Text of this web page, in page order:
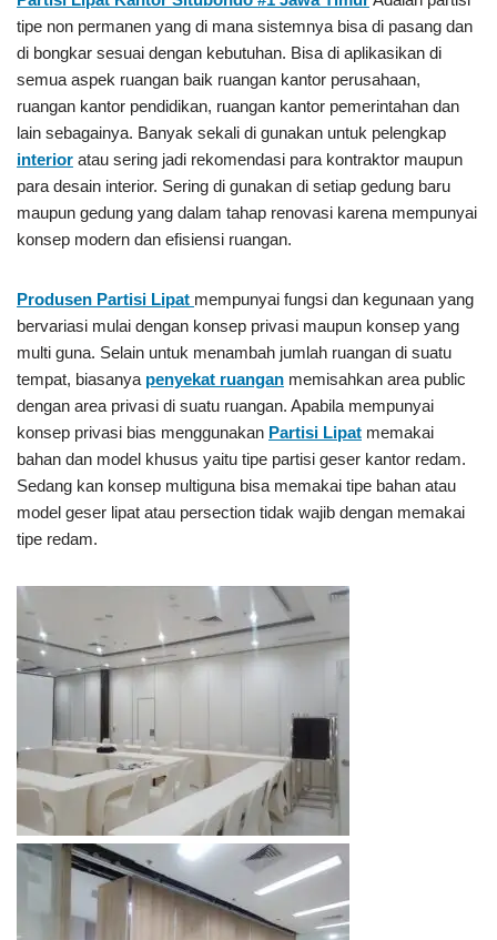
tipe non permanen yang di mana sistemnya bisa di pasang dan
di bongkar sesuai dengan kebutuhan. Bisa di aplikasikan di
semua aspek ruangan baik ruangan kantor perusahaan,
ruangan kantor pendidikan, ruangan kantor pemerintahan dan
lain sebagainya. Banyak sekali di gunakan untuk pelengkap
interior atau sering jadi rekomendasi para kontraktor maupun
para desain interior. Sering di gunakan di setiap gedung baru
maupun gedung yang dalam tahap renovasi karena mempunyai
konsep modern dan efisiensi ruangan.
Produsen Partisi Lipat mempunyai fungsi dan kegunaan yang
bervariasi mulai dengan konsep privasi maupun konsep yang
multi guna. Selain untuk menambah jumlah ruangan di suatu
tempat, biasanya penyekat ruangan memisahkan area public
dengan area privasi di suatu ruangan. Apabila mempunyai
konsep privasi bias menggunakan Partisi Lipat memakai
bahan dan model khusus yaitu tipe partisi geser kantor redam.
Sedang kan konsep multiguna bisa memakai tipe bahan atau
model geser lipat atau persection tidak wajib dengan memakai
tipe redam.